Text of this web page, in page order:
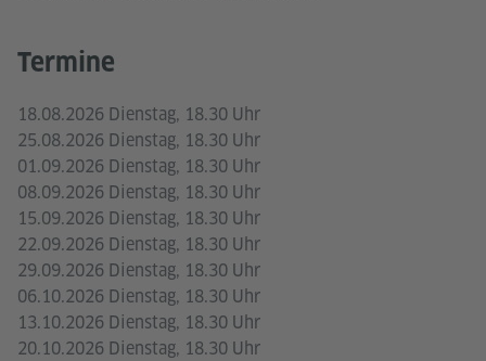
Termine
18.08.2026 Dienstag, 18.30 Uhr
25.08.2026 Dienstag, 18.30 Uhr
01.09.2026 Dienstag, 18.30 Uhr
08.09.2026 Dienstag, 18.30 Uhr
15.09.2026 Dienstag, 18.30 Uhr
22.09.2026 Dienstag, 18.30 Uhr
29.09.2026 Dienstag, 18.30 Uhr
06.10.2026 Dienstag, 18.30 Uhr
13.10.2026 Dienstag, 18.30 Uhr
20.10.2026 Dienstag, 18.30 Uhr